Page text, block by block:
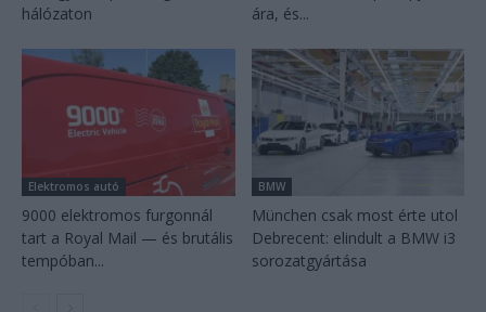
hálózaton
ára, és...
Elektromos autó
9000 elektromos furgonnál
tart a Royal Mail — és brutális
tempóban...
BMW
München csak most érte utol
Debrecent: elindult a BMW i3
sorozatgyártása